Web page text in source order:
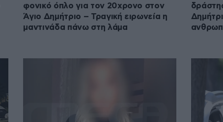
φονικό όπλο για τον 20χρονο στον
Άγιο Δημήτριο – Τραγική ειρωνεία η
μαντινάδα πάνω στη λάμα